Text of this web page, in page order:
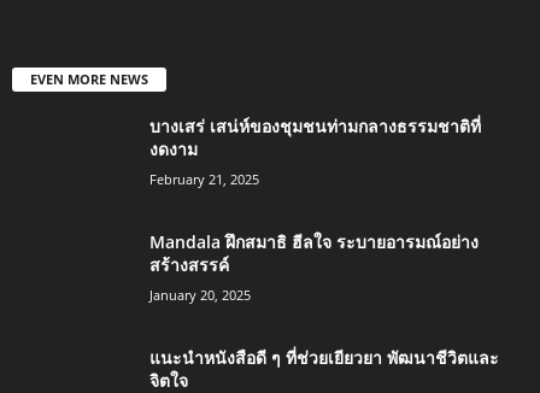
EVEN MORE NEWS
บางเสร่ เสน่ห์ของชุมชนท่ามกลางธรรมชาติที่
งดงาม
February 21, 2025
Mandala ฝึกสมาธิ ฮีลใจ ระบายอารมณ์อย่าง
สร้างสรรค์
January 20, 2025
แนะนำหนังสือดี ๆ ที่ช่วยเยียวยา พัฒนาชีวิตและ
จิตใจ